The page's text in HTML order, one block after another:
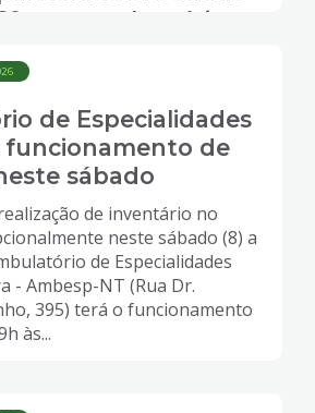
para voluntárias
de Especialidades
funcionamento de
sábado
de inventário no
neste sábado (8) a
de Especialidades
- Ambesp-NT (Rua Dr.
395) terá o funcionamento
às...